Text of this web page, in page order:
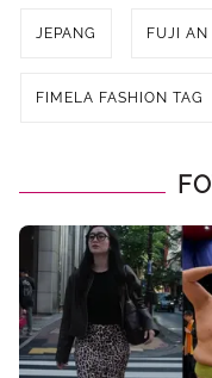
JEPANG FUJI AN
FIMELA FASHION TAG